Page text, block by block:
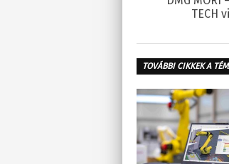
TECH
TOVÁBBI CIKKEK A